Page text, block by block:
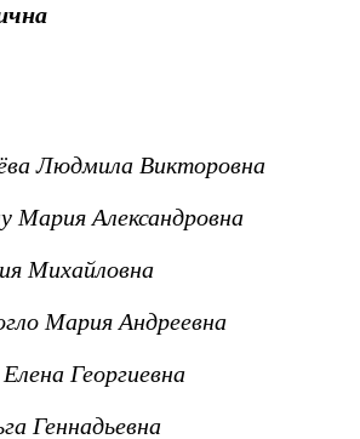
Людмила Викторовна
Мария Александровна
Михайловна
Мария Андреевна
Георгиевна
Геннадьевна